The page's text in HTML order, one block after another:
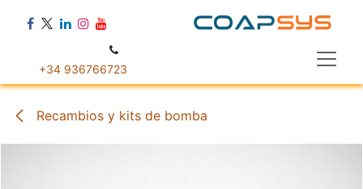
+34 936766723
Recambios y kits de bomba